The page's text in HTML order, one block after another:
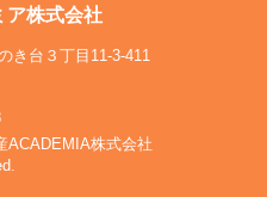
ア株式会社
き台３丁目11-3-411
ACADEMIA株式会社